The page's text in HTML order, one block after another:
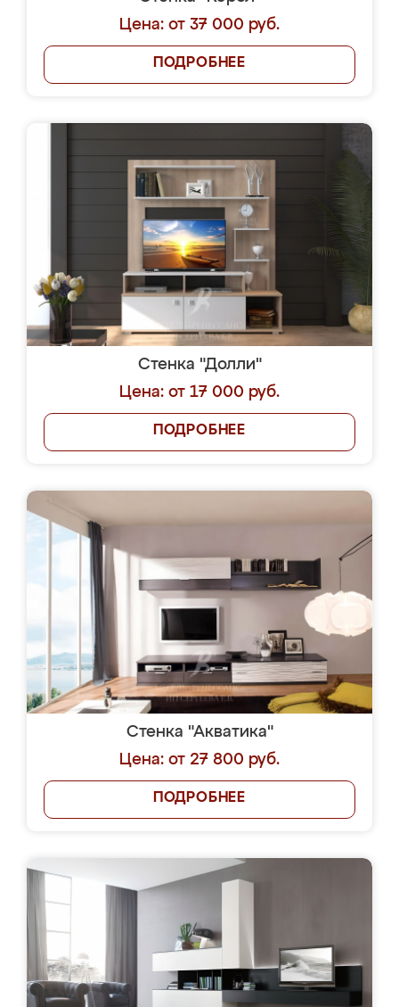
Цена: от 37 000 руб.
ПОДРОБНЕЕ
Стенка "Долли"
Цена: от 17 000 руб.
ПОДРОБНЕЕ
Стенка "Акватика"
Цена: от 27 800 руб.
ПОДРОБНЕЕ